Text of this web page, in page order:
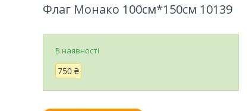
Флаг Монако 100см*150см 10139
В наявності
750 ₴